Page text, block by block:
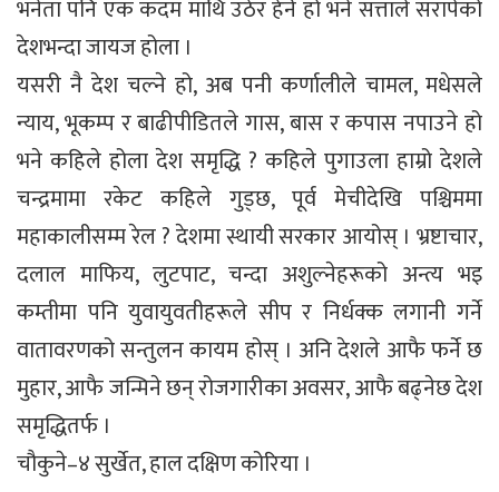
भनेता पनि एक कदम माथि उठेर हेर्ने हो भने सत्ताले सरापेको
देशभन्दा जायज होला ।
यसरी नै देश चल्ने हो, अब पनी कर्णालीले चामल, मधेसले
न्याय, भूकम्प र बाढीपीडितले गास, बास र कपास नपाउने हो
भने कहिले होला देश समृद्धि ? कहिले पुगाउला हाम्रो देशले
चन्द्रमामा रकेट कहिले गुड्छ, पूर्व मेचीदेखि पश्चिममा
महाकालीसम्म रेल ? देशमा स्थायी सरकार आयोस् । भ्रष्टाचार,
दलाल माफिय, लुटपाट, चन्दा अशुल्नेहरूको अन्त्य भइ
कम्तीमा पनि युवायुवतीहरूले सीप र निर्धक्क लगानी गर्ने
वातावरणको सन्तुलन कायम होस् । अनि देशले आफै फर्ने छ
मुहार, आफै जन्मिने छन् रोजगारीका अवसर, आफै बढ्नेछ देश
समृद्धितर्फ ।
चौकुने–४ सुर्खेत, हाल दक्षिण कोरिया ।